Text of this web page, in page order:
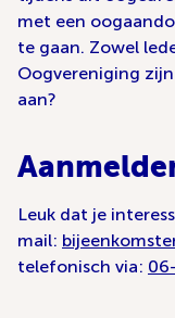
met een
te gaan. Zowel
Oogvereniging
aan?
Leuk dat je
mail:
telefonisch via: